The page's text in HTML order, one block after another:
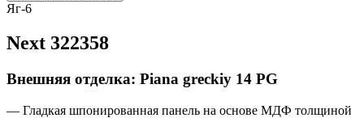
Яг-6
Next 322358
Внешняя отделка: Piana greckiy 14 PG
— Гладкая шпонированная панель на основе МДФ толщиной